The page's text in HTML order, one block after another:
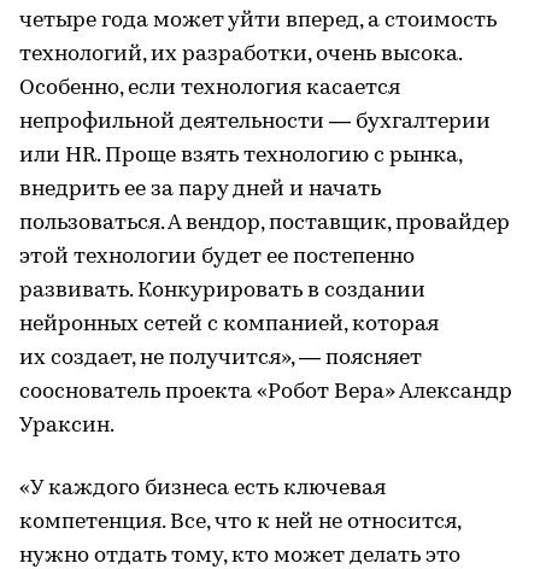
четыре года может уйти вперед, а стоимость
технологий, их разработки, очень высока.
Особенно, если технология касается
непрофильной деятельности — бухгалтерии
или HR. Проще взять технологию с рынка,
внедрить ее за пару дней и начать
пользоваться. А вендор, поставщик, провайдер
этой технологии будет ее постепенно
развивать. Конкурировать в создании
нейронных сетей с компанией, которая
их создает, не получится», — поясняет
сооснователь проекта «Робот Вера» Александр
Ураксин.
«У каждого бизнеса есть ключевая
компетенция. Все, что к ней не относится,
нужно отдать тому, кто может делать это